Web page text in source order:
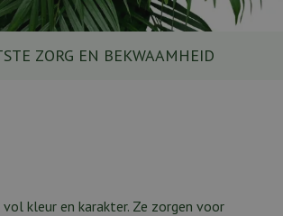
ZORG EN BEKWAAMHEID
kleur en karakter. Ze zorgen voor